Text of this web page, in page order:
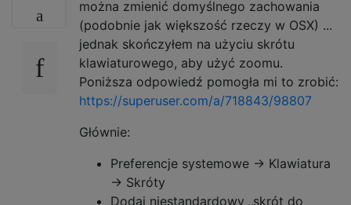
można zmienić domyślnego zachowania
(podobnie jak większość rzeczy w OSX) ...
jednak skończyłem na użyciu skrótu
klawiaturowego, aby użyć zoomu.
Poniższa odpowiedź pomogła mi to zrobić:
https://superuser.com/a/718843/98807
Głównie:
Preferencje systemowe -> Klawiatura
-> Skróty
Dodaj niestandardowy „skrót do